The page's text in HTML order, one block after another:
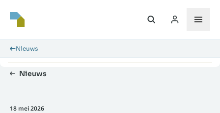
Nieuws
Nieuws
18 mei 2026